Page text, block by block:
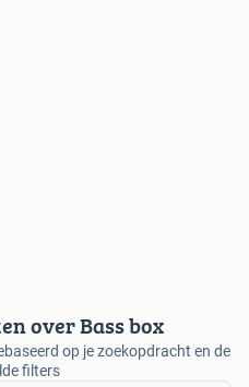
over Bass box
op je zoekopdracht en de
filters